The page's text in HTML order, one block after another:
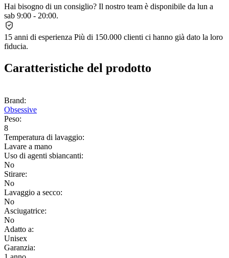
Hai bisogno di un consiglio? Il nostro team è disponibile da lun a
sab 9:00 - 20:00.
15 anni di esperienza Più di 150.000 clienti ci hanno già dato la loro
fiducia.
Caratteristiche del prodotto
Brand:
Obsessive
Peso:
8
Temperatura di lavaggio:
Lavare a mano
Uso di agenti sbiancanti:
No
Stirare:
No
Lavaggio a secco:
No
Asciugatrice:
No
Adatto a:
Unisex
Garanzia: